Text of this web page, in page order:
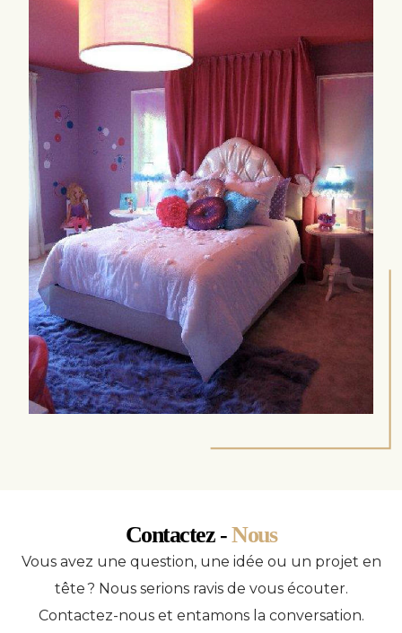
Contactez -Nous
Vous avez une question, une idée ou un projet en
tête ? Nous serions ravis de vous écouter.
Contactez-nous et entamons la conversation.